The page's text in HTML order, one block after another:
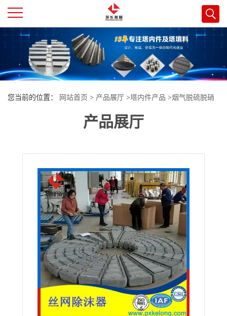
公
司
您当前的位置： 网站首页 > 产品展厅 >塔内件产品 >烟气脱硫脱硝
工程用丝网除沫器 2205双相不锈钢材质丝网除沫器
产品展厅